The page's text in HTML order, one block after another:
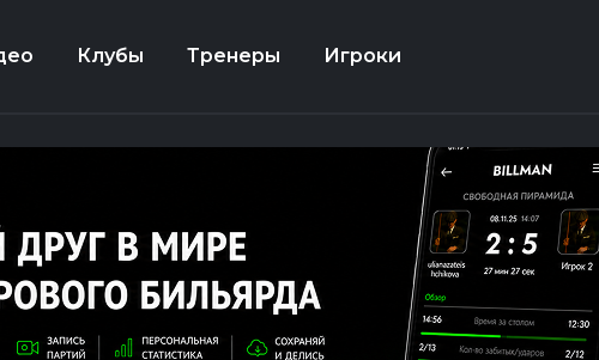
Клубы Тренеры Игроки